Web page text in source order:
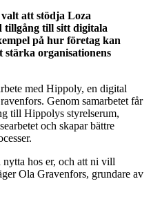
att stödja Loza
tillgång till sitt digitala
på hur företag kan
organisationens
med Hippoly, en digital
Genom samarbetet får
till Hippolys styrelserum,
och skapar bättre
hos er, och att ni vill
Ola Gravenfors, grundare av